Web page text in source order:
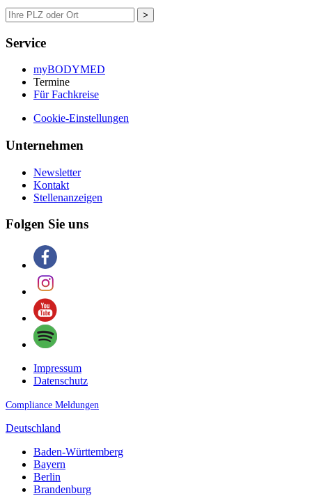
>
Service
myBODYMED
Termine
Für Fachkreise
Cookie-Einstellungen
Unternehmen
Newsletter
Kontakt
Stellenanzeigen
Folgen Sie uns
Impressum
Datenschutz
Compliance Meldungen
Deutschland
Baden-Württemberg
Bayern
Berlin
Brandenburg